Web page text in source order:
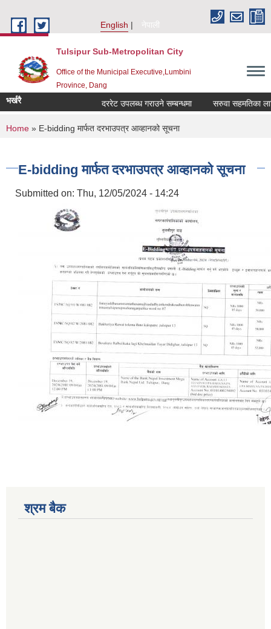
English
नेपाली
Tulsipur Sub-Metropolitan City
Office of the Municipal Executive,Lumbini
Province, Dang
भर्खरै दररेट उपलब्ध गराउने सम्बन्धमा सरुवा सहमतिका
You are here
Home » E-bidding मार्फत दरभाउपत्र आव्हानको सूचना
E-bidding मार्फत दरभाउपत्र आव्हानको सूचना
Submitted on: Thu, 12/05/2024 - 14:24
श्रम बैक